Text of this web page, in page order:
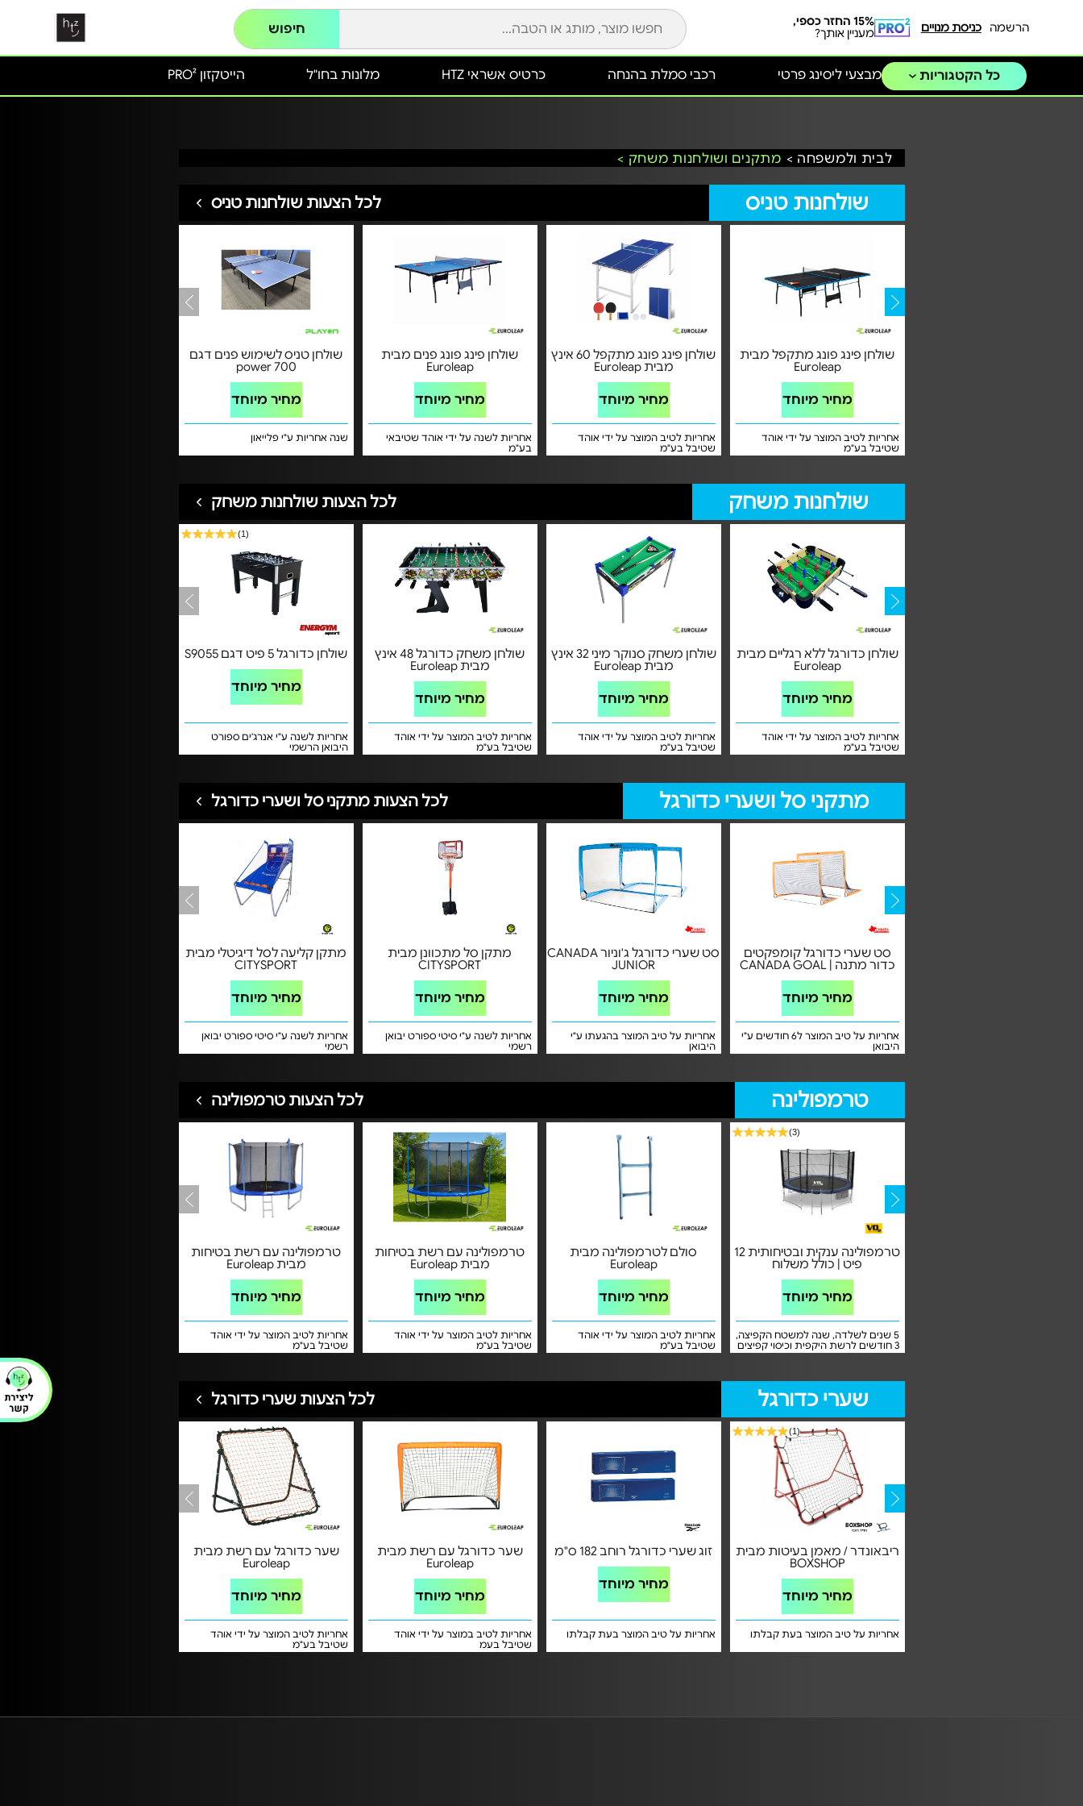
הרשמה כניסת מנויים
15% החזר כספי,
מעניין אותך?
חיפוש
כל הקטגוריות הייטקזון PRO² מלונות בחו"ל כרטיס אשראי HTZ מבצעי ליסינג פרטי רכבי סמלת בהנחה
לבית ולמשפחה > מתקנים ושולחנות משחק >
שולחנות טניס לכל הצעות שולחנות טניס
שולחן טניס לשימוש פנים דגם
power 700
מחיר מיוחד
שנה אחריות ע"י פלייאון
שולחן פינג פונג פנים מבית
Euroleap
מחיר מיוחד
אחריות לשנה על ידי אוהד שטיבאי
בע"מ
שולחן פינג פונג מתקפל 60 אינץ
מבית Euroleap
מחיר מיוחד
אחריות לטיב המוצר על ידי אוהד
שטיבל בע"מ
שולחן פינג פונג מתקפל מבית
Euroleap
מחיר מיוחד
אחריות לטיב המוצר על ידי אוהד
שטיבל בע"מ
שולחנות משחק לכל הצעות שולחנות משחק
(1)
שולחן כדורגל 5 פיט דגם S9055
מחיר מיוחד
אחריות לשנה ע"י אנרג'ים ספורט
היבואן הרשמי
שולחן משחק כדורגל 48 אינץ
מבית Euroleap
מחיר מיוחד
אחריות לטיב המוצר על ידי אוהד
שטיבל בע"מ
שולחן משחק סנוקר מיני 32 אינץ
מבית Euroleap
מחיר מיוחד
אחריות לטיב המוצר על ידי אוהד
שטיבל בע"מ
שולחן כדורגל ללא רגליים מבית
Euroleap
מחיר מיוחד
אחריות לטיב המוצר על ידי אוהד
שטיבל בע"מ
מתקני סל ושערי כדורגל לכל הצעות מתקני סל ושערי כדורגל
מתקן קליעה לסל דיגיטלי מבית
CITYSPORT
מחיר מיוחד
אחריות לשנה ע"י סיטי ספורט יבואן
רשמי
מתקן סל מתכוונן מבית
CITYSPORT
מחיר מיוחד
אחריות לשנה ע"י סיטי ספורט יבואן
רשמי
סט שערי כדורגל ג'וניור CANADA
JUNIOR
מחיר מיוחד
אחריות על טיב המוצר בהגעתו ע"י
היבואן
סט שערי כדורגל קומפקטים
כדור מתנה | CANADA GOAL
מחיר מיוחד
אחריות על טיב המוצר ל6 חודשים ע"י
היבואן
טרמפולינה לכל הצעות טרמפולינה
טרמפולינה עם רשת בטיחות
מבית Euroleap
מחיר מיוחד
אחריות לטיב המוצר על ידי אוהד
שטיבל בע"מ
טרמפולינה עם רשת בטיחות
מבית Euroleap
מחיר מיוחד
אחריות לטיב המוצר על ידי אוהד
שטיבל בע"מ
סולם לטרמפולינה מבית
Euroleap
מחיר מיוחד
אחריות לטיב המוצר על ידי אוהד
שטיבל בע"מ
(3)
טרמפולינה ענקית ובטיחותית 12
פיט | כולל משלוח
מחיר מיוחד
5 שנים לשלדה, שנה למשטח הקפיצה,
3 חודשים לרשת היקפית וכיסוי קפיצים
שערי כדורגל לכל הצעות שערי כדורגל
שער כדורגל עם רשת מבית
Euroleap
מחיר מיוחד
אחריות לטיב המוצר על ידי אוהד
שטיבל בע"מ
שער כדורגל עם רשת מבית
Euroleap
מחיר מיוחד
אחריות לטיב במוצר על ידי אוהד
שטיבל בעמ
זוג שערי כדורגל רוחב 182 ס"מ
מחיר מיוחד
אחריות על טיב המוצר בעת קבלתו
(1)
ריבאונדר / מאמן בעיטות מבית
BOXSHOP
מחיר מיוחד
אחריות על טיב המוצר בעת קבלתו